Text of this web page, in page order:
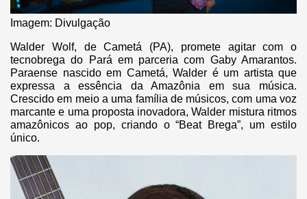
Imagem: Divulgação
Walder Wolf, de Cametá (PA), promete agitar com o
tecnobrega do Pará em parceria com Gaby Amarantos.
Paraense nascido em Cametá, Walder é um artista que
expressa a essência da Amazônia em sua música.
Crescido em meio a uma família de músicos, com uma voz
marcante e uma proposta inovadora, Walder mistura ritmos
amazônicos ao pop, criando o “Beat Brega”, um estilo
único.